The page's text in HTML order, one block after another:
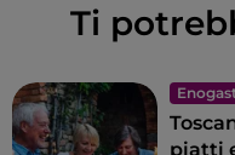
Ti
piatti